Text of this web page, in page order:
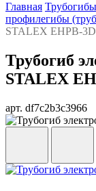
Главная
профилегибы
STALEX EHPB-3D
Трубогиб
STALEX
арт. df7c2b3c3966